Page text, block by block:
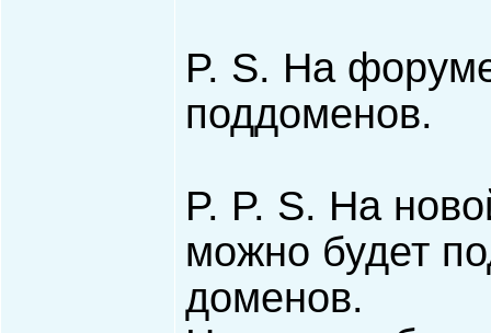
P. S. На
поддоменов.
P. P. S. На
можно будет
доменов.